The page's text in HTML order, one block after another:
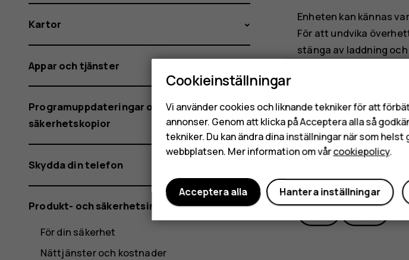
Enheten kan kännas
För att undvika
stänga av laddning
Var detta till
Ja Nej
Kartor
Appar och tjänster
Programuppdateringar och
säkerhetskopior
Skydda din telefon
Produkt- och säkerhetsinformation
För din säkerhet
Nättjänster och kostnader
Cookieinställningar
Vi använder cookies och liknande tekniker för att
annonser. Genom att klicka på Acceptera alla så
tekniker. Du kan ändra dina inställningar när som
webbplatsen. Mer information om vårcookiepolicy.
Hantera inställningar
Acceptera alla